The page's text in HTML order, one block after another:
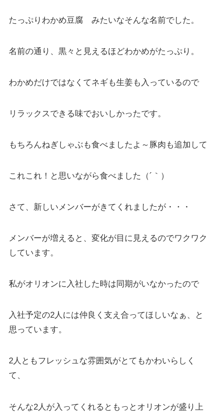
たっぷりわかめ豆腐 みたいなそんな名前でした。
名前の通り、黒々と見えるほどわかめがたっぷり。
わかめだけではなくてネギも生姜も入っているので
リラックスできる味でおいしかったです。
もちろんねぎしゃぶも食べましたよ～豚肉も追加して
これこれ！と思いながら食べました（´｀）
さて、新しいメンバーがきてくれましたが・・・
メンバーが増えると、変化が目に見えるのでワクワク
しています。
私がオリオンに入社した時は同期がいなかったので
入社予定の2人には仲良く支え合ってほしいなぁ、と
思っています。
2人ともフレッシュな雰囲気がとてもかわいらしく
て、
そんな2人が入ってくれるともっとオリオンが盛り上